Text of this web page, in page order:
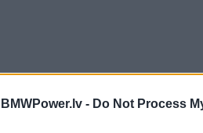
BMWPower.lv - Do Not Process